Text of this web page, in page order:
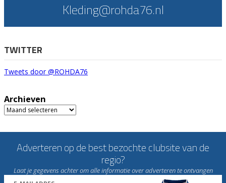
Kleding@rohda76.nl
TWITTER
Tweets door @ROHDA76
Archieven
Archieven
Adverteren op de best bezochte clubsite van de
regio?
Laat je gegevens achter om alle informatie over adverteren te ontvangen